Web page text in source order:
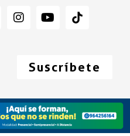
Suscríbete